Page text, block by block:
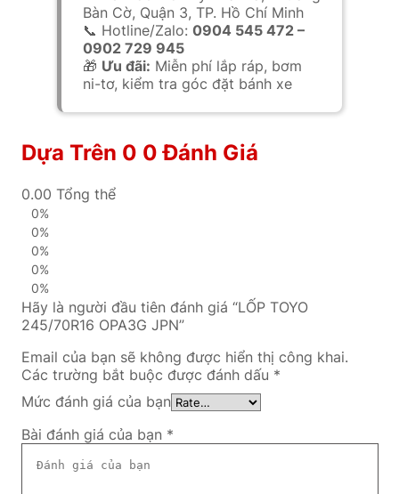
Bàn Cờ, Quận 3, TP. Hồ Chí Minh
📞 Hotline/Zalo: 0904 545 472 –
0902 729 945
🎁 Ưu đãi: Miễn phí lắp ráp, bơm
ni-tơ, kiểm tra góc đặt bánh xe
Dựa Trên 0 0 Đánh Giá
0.00 Tổng thể
0%
0%
0%
0%
0%
Hãy là người đầu tiên đánh giá “LỐP TOYO
245/70R16 OPA3G JPN”
Email của bạn sẽ không được hiển thị công khai.
Các trường bắt buộc được đánh dấu *
Mức đánh giá của bạn
Bài đánh giá của bạn *